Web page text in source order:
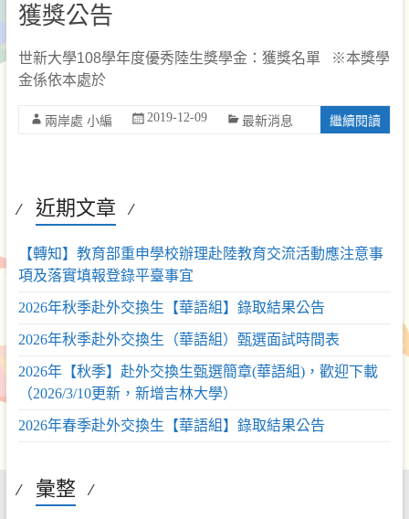
獲獎公告
世新大學108學年度優秀陸生獎學金：獲獎名單 ※本獎學
金係依本處於
兩岸處 小編 2019-12-09 最新消息 繼續閱讀
近期文章
【轉知】教育部重申學校辦理赴陸教育交流活動應注意事
項及落實填報登錄平臺事宜
2026年秋季赴外交換生【華語組】錄取結果公告
2026年秋季赴外交換生（華語組）甄選面試時間表
2026年【秋季】赴外交換生甄選簡章(華語組)，歡迎下載
（2026/3/10更新，新增吉林大學）
2026年春季赴外交換生【華語組】錄取結果公告
彙整